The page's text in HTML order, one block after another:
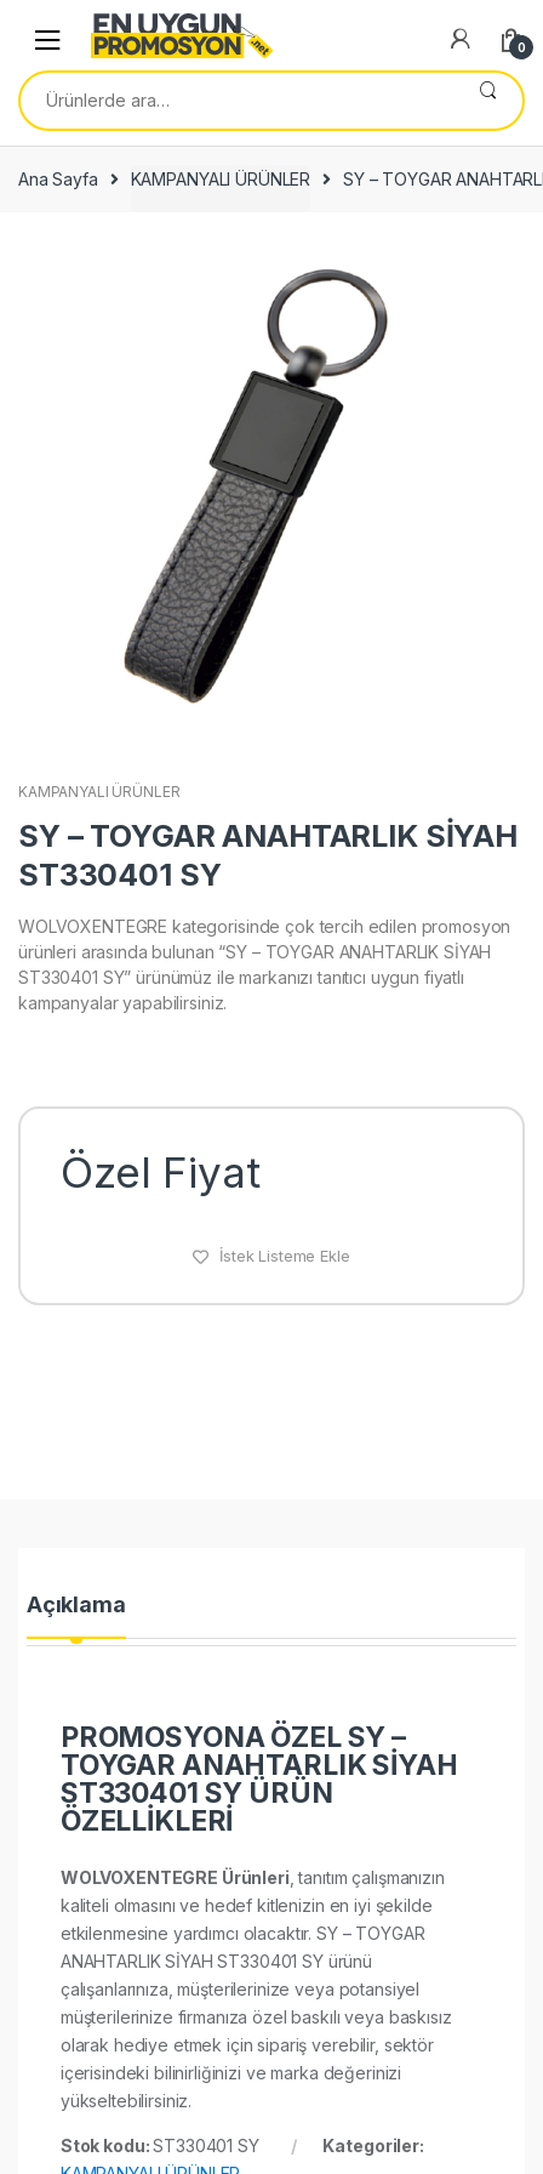
navigation
content
0
Ara:
Ana Sayfa KAMPANYALI ÜRÜNLER SY – TOYGAR
KAMPANYALI ÜRÜNLER
SY – TOYGAR ANAHTARLIK SİYAH
ST330401 SY
WOLVOXENTEGRE kategorisinde çok tercih edilen promosyon
ürünleri arasında bulunan “SY – TOYGAR ANAHTARLIK SİYAH
ST330401 SY” ürünümüz ile markanızı tanıtıcı uygun fiyatlı
kampanyalar yapabilirsiniz.
Özel Fiyat
İstek Listeme Ekle
Açıklama
PROMOSYONA ÖZEL SY –
TOYGAR ANAHTARLIK SİYAH
ST330401 SY ÜRÜN
ÖZELLİKLERİ
WOLVOXENTEGRE Ürünleri , tanıtım çalışmanızın
kaliteli olmasını ve hedef kitlenizin en iyi şekilde
etkilenmesine yardımcı olacaktır. SY – TOYGAR
ANAHTARLIK SİYAH ST330401 SY ürünü
çalışanlarınıza, müşterilerinize veya potansiyel
müşterilerinize firmanıza özel baskılı veya baskısız
olarak hediye etmek için sipariş verebilir, sektör
içerisindeki bilinirliğinizi ve marka değerinizi
yükseltebilirsiniz.
Stok kodu:ST330401 SY
Kategoriler: